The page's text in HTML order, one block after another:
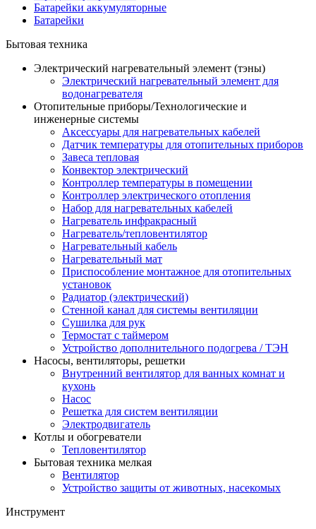
Батарейки аккумуляторные
Батарейки
Бытовая техника
Электрический нагревательный элемент (тэны)
Электрический нагревательный элемент для
водонагревателя
Отопительные приборы/Технологические и
инженерные системы
Аксессуары для нагревательных кабелей
Датчик температуры для отопительных приборов
Завеса тепловая
Конвектор электрический
Контроллер температуры в помещении
Контроллер электрического отопления
Набор для нагревательных кабелей
Нагреватель инфракрасный
Нагреватель/тепловентилятор
Нагревательный кабель
Нагревательный мат
Приспособление монтажное для отопительных
установок
Радиатор (электрический)
Стенной канал для системы вентиляции
Сушилка для рук
Термостат с таймером
Устройство дополнительного подогрева / ТЭН
Насосы, вентиляторы, решетки
Внутренний вентилятор для ванных комнат и
кухонь
Насос
Решетка для систем вентиляции
Электродвигатель
Котлы и обогреватели
Тепловентилятор
Бытовая техника мелкая
Вентилятор
Устройство защиты от животных, насекомых
Инструмент